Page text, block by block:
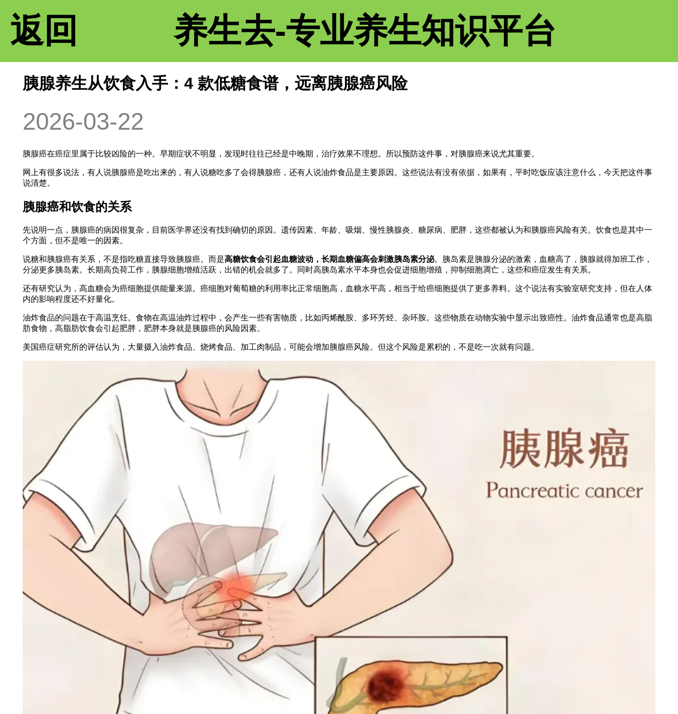
返回 养生去-专业养生知识平台
胰腺养生从饮食入手：4 款低糖食谱，远离胰腺癌风险
2026-03-22
胰腺癌在癌症里属于比较凶险的一种。早期症状不明显，发现时往往已经是中晚期，治疗效果不理想。所以预防这件事，对胰腺癌来说尤其重要。
网上有很多说法，有人说胰腺癌是吃出来的，有人说糖吃多了会得胰腺癌，还有人说油炸食品是主要原因。这些说法有没有依据，如果有，平时吃饭应该注意什么，今天把这件事
说清楚。
胰腺癌和饮食的关系
先说明一点，胰腺癌的病因很复杂，目前医学界还没有找到确切的原因。遗传因素、年龄、吸烟、慢性胰腺炎、糖尿病、肥胖，这些都被认为和胰腺癌风险有关。饮食也是其中一
个方面，但不是唯一的因素。
说糖和胰腺癌有关系，不是指吃糖直接导致胰腺癌。而是高糖饮食会引起血糖波动，长期血糖偏高会刺激胰岛素分泌。胰岛素是胰腺分泌的激素，血糖高了，胰腺就得加班工作，
分泌更多胰岛素。长期高负荷工作，胰腺细胞增殖活跃，出错的机会就多了。同时高胰岛素水平本身也会促进细胞增殖，抑制细胞凋亡，这些和癌症发生有关系。
还有研究认为，高血糖会为癌细胞提供能量来源。癌细胞对葡萄糖的利用率比正常细胞高，血糖水平高，相当于给癌细胞提供了更多养料。这个说法有实验室研究支持，但在人体
内的影响程度还不好量化。
油炸食品的问题在于高温烹饪。食物在高温油炸过程中，会产生一些有害物质，比如丙烯酰胺、多环芳烃、杂环胺。这些物质在动物实验中显示出致癌性。油炸食品通常也是高脂
肪食物，高脂肪饮食会引起肥胖，肥胖本身就是胰腺癌的风险因素。
美国癌症研究所的评估认为，大量摄入油炸食品、烧烤食品、加工肉制品，可能会增加胰腺癌风险。但这个风险是累积的，不是吃一次就有问题。